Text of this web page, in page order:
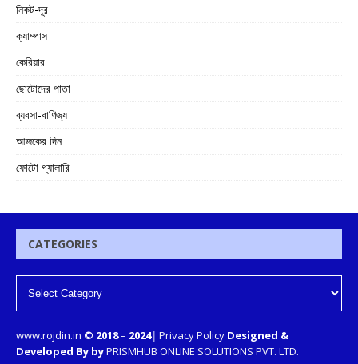
নিকট-দূর
ক্যাম্পাস
কেরিয়ার
ছোটোদের পাতা
ব্যবসা-বাণিজ্য
আজকের দিন
ফোটো গ্যালারি
CATEGORIES
www.rojdin.in © 2018– 2024| Privacy Policy Designed &
Developed By byPRISMHUB ONLINE SOLUTIONS PVT. LTD.